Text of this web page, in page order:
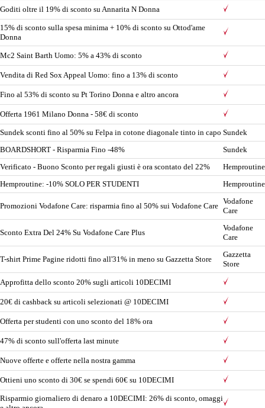
Goditi oltre il 19% di sconto su Annarita N Donna
15% di sconto sulla spesa minima + 10% di sconto su Ottod'ame
Donna
Mc2 Saint Barth Uomo: 5% a 43% di sconto
Vendita di Red Sox Appeal Uomo: fino a 13% di sconto
Fino al 53% di sconto su Pt Torino Donna e altro ancora
Offerta 1961 Milano Donna - 58€ di sconto
Sundek sconti fino al 50% su Felpa in cotone diagonale tinto in capo Sundek
BOARDSHORT - Risparmia Fino -48%
Sundek
Verificato - Buono Sconto per regali giusti è ora scontato del 22%
Hemproutine
Hemproutine: -10% SOLO PER STUDENTI
Hemproutine
Promozioni Vodafone Care: risparmia fino al 50% sui Vodafone Care
Vodafone
Care
Sconto Extra Del 24% Su Vodafone Care Plus
Vodafone
Care
T-shirt Prime Pagine ridotti fino all'31% in meno su Gazzetta Store
Gazzetta
Store
Approfitta dello sconto 20% sugli articoli 10DECIMI
20€ di cashback su articoli selezionati @ 10DECIMI
Offerta per studenti con uno sconto del 18% ora
47% di sconto sull'offerta last minute
Nuove offerte e offerte nella nostra gamma
Ottieni uno sconto di 30€ se spendi 60€ su 10DECIMI
Risparmio giornaliero di denaro a 10DECIMI: 26% di sconto, omaggi